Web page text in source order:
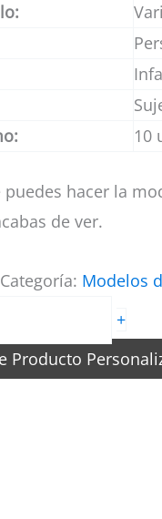
10
puedes hacer la
de ver.
Categoría: Modelos
+
Producto